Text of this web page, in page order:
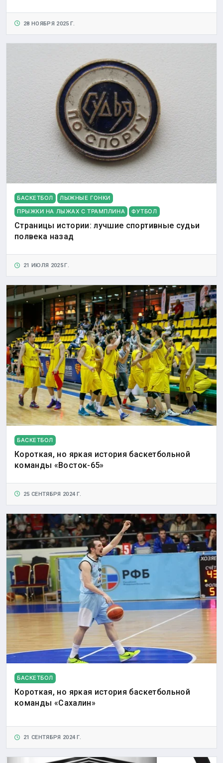
28 НОЯБРЯ 2025 Г.
БАСКЕТБОЛ
ЛЫЖНЫЕ ГОНКИ
ПРЫЖКИ НА ЛЫЖАХ С ТРАМПЛИНА
ФУТБОЛ
Страницы истории: лучшие спортивные судьи
полвека назад
21 ИЮЛЯ 2025 Г.
БАСКЕТБОЛ
Короткая, но яркая история баскетбольной
команды «Восток-65»
25 СЕНТЯБРЯ 2024 Г.
БАСКЕТБОЛ
Короткая, но яркая история баскетбольной
команды «Сахалин»
21 СЕНТЯБРЯ 2024 Г.